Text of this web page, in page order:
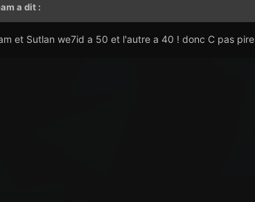
a dit :
et Sutlan we7id a 50 et l'autre a 40 ! donc C pas pire